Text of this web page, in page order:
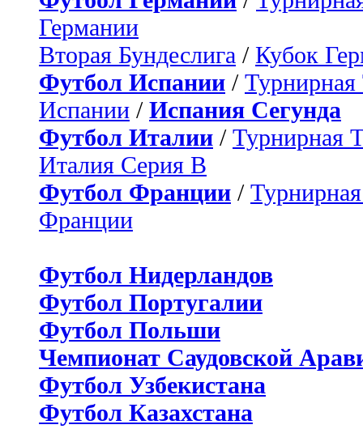
Германии
Вторая Бундеслига / Кубок
Футбол Испании / Турнирная
Испании / Испания Сегунда
Футбол Италии / Турнирная
Италия Серия B
Футбол Франции /
Франции
Футбол Нидерландов
Футбол Португалии
Футбол Польши
Чемпионат Саудовской
Футбол Узбекистана
Футбол Казахстана